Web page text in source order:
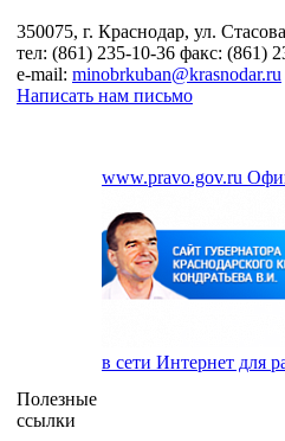
350075, г. Краснодар, ул.
тел: (861) 235-10-36 факс: (861)
e-mail: minobrkuban@krasnodar.ru
Написать нам письмо
Полезные
ссылки
www.pravo.gov.ru
в сети Интернет для